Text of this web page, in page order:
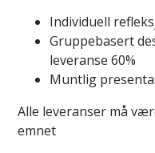
Individuell
Gruppebasert
leveranse 60%
Muntlig
Alle leveranser må
emnet